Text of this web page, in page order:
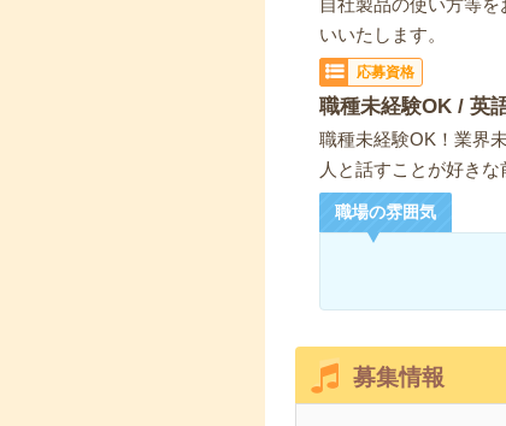
自社製品の使い方等
いいたします。
応募資格
職種未経験OK / 英
職種未経験OK！業界
人と話すことが好き
職場の雰囲気
募集情報